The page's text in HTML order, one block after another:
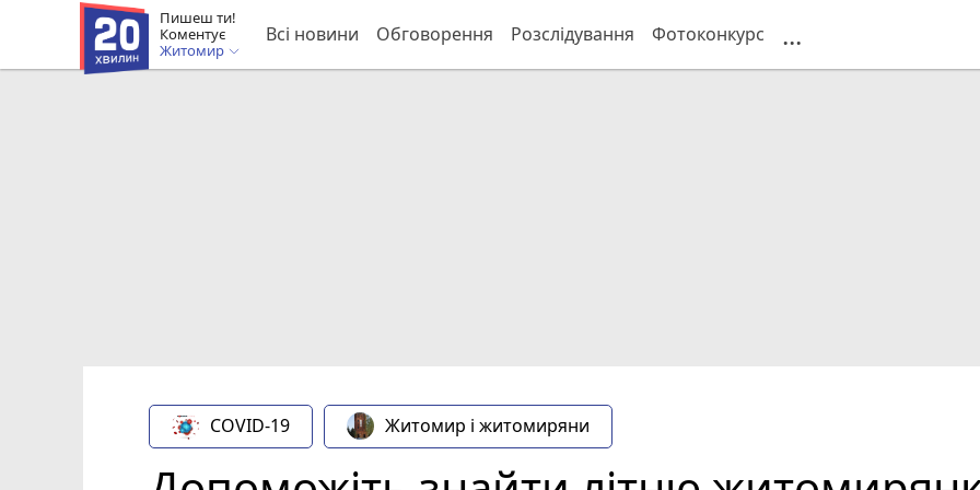
Пишеш ти!
Коментує
Житомир
Всі новини Обговорення Розслідування Фотоконкурс ...
COVID-19 Житомир і житомиряни